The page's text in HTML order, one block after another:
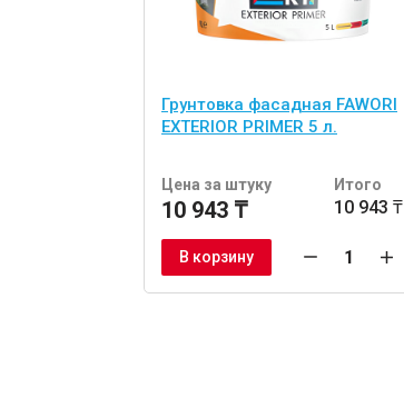
Грунтовка фасадная FAWORI
EXTERIOR PRIMER 5 л.
Цена за штуку
10 943 ₸
Итого
10 943 ₸
В корзину